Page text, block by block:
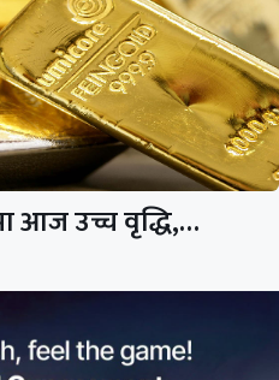
आज उच्च वृद्धि,…